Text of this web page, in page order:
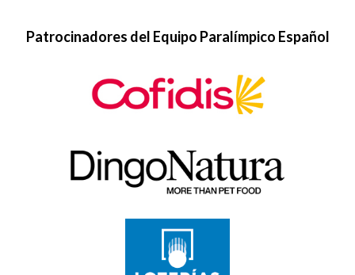
Patrocinadores del Equipo Paralímpico Español